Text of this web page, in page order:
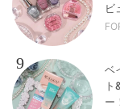
ビ
9
ベ
ー